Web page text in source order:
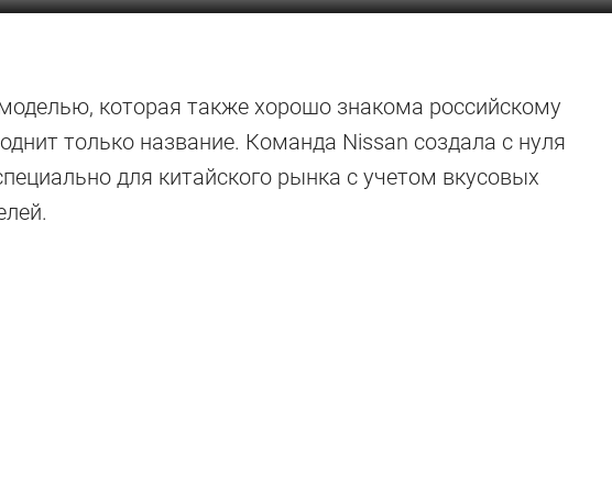
которая также хорошо знакома российскому
только название. Команда Nissan создала с нуля
для китайского рынка с учетом вкусовых